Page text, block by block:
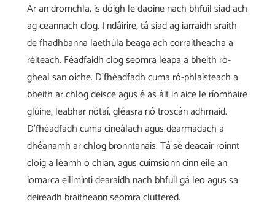
Ar an dromchla, is dóigh le daoine nach bhfuil siad ach
ag ceannach clog. I ndáiríre, tá siad ag iarraidh sraith
de fhadhbanna laethúla beaga ach corraitheacha a
réiteach. Féadfaidh clog seomra leapa a bheith ró-
gheal san oíche. D'fhéadfadh cuma ró-phlaisteach a
bheith ar chlog deisce agus é as áit in aice le ríomhaire
glúine, leabhar nótaí, gléasra nó troscán adhmaid.
D'fhéadfadh cuma cineálach agus dearmadach a
dhéanamh ar chlog bronntanais. Tá sé deacair roinnt
cloig a léamh ó chian, agus cuimsíonn cinn eile an
iomarca eilimintí dearaidh nach bhfuil gá leo agus sa
deireadh braitheann seomra cluttered.